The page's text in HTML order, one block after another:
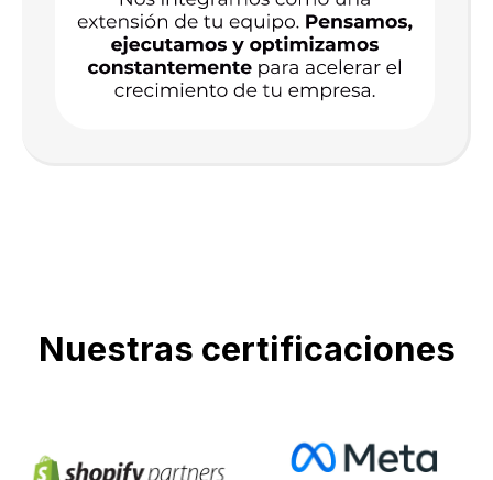
Nuestras certificaciones